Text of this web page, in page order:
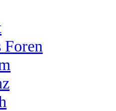
Foren